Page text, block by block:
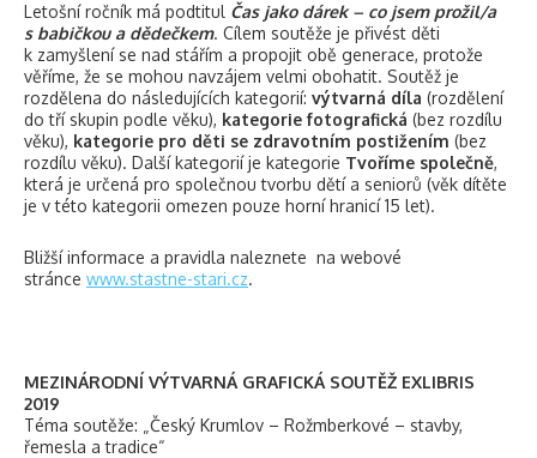
Letošní ročník má podtitul Čas jako dárek – co jsem prožil/a
s babičkou a dědečkem. Cílem soutěže je přivést děti
k zamyšlení se nad stářím a propojit obě generace, protože
věříme, že se mohou navzájem velmi obohatit. Soutěž je
rozdělena do následujících kategorií: výtvarná díla (rozdělení
do tří skupin podle věku), kategorie fotografická (bez rozdílu
věku), kategorie pro děti se zdravotním postižením (bez
rozdílu věku). Další kategorií je kategorie Tvoříme společně,
která je určená pro společnou tvorbu dětí a seniorů (věk dítěte
je v této kategorii omezen pouze horní hranicí 15 let).
Bližší informace a pravidla naleznete na webové
stránce www.stastne-stari.cz.
MEZINÁRODNÍ VÝTVARNÁ GRAFICKÁ SOUTĚŽ EXLIBRIS
2019
Téma soutěže: „Český Krumlov – Rožmberkové – stavby,
řemesla a tradice“